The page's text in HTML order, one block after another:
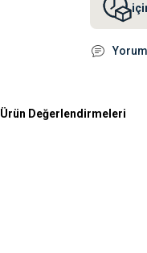
Ürün Değerlendirmeleri